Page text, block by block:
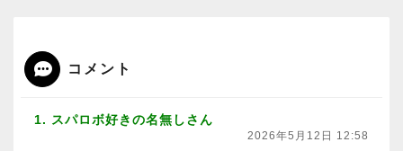
コメント
1. スパロボ好きの名無しさん
2026年5月12日 12:58